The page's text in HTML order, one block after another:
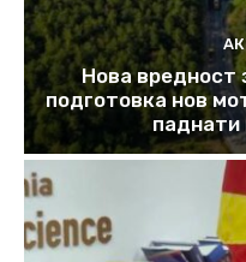
Нова вредност
подготовка нов
паднати